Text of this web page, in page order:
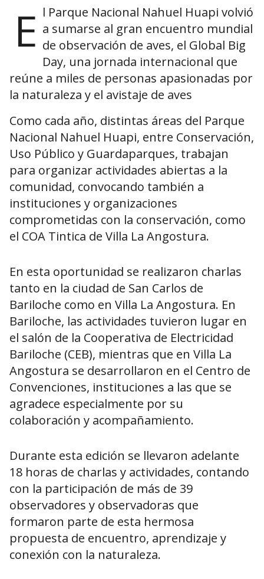
E l Parque Nacional Nahuel Huapi volvió
a sumarse al gran encuentro mundial
de observación de aves, el Global Big
Day, una jornada internacional que
reúne a miles de personas apasionadas por
la naturaleza y el avistaje de aves
Como cada año, distintas áreas del Parque
Nacional Nahuel Huapi, entre Conservación,
Uso Público y Guardaparques, trabajan
para organizar actividades abiertas a la
comunidad, convocando también a
instituciones y organizaciones
comprometidas con la conservación, como
el COA Tintica de Villa La Angostura.
En esta oportunidad se realizaron charlas
tanto en la ciudad de San Carlos de
Bariloche como en Villa La Angostura. En
Bariloche, las actividades tuvieron lugar en
el salón de la Cooperativa de Electricidad
Bariloche (CEB), mientras que en Villa La
Angostura se desarrollaron en el Centro de
Convenciones, instituciones a las que se
agradece especialmente por su
colaboración y acompañamiento.
Durante esta edición se llevaron adelante
18 horas de charlas y actividades, contando
con la participación de más de 39
observadores y observadoras que
formaron parte de esta hermosa
propuesta de encuentro, aprendizaje y
conexión con la naturaleza.